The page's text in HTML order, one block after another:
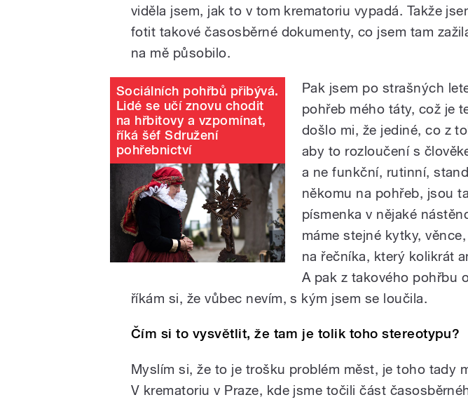
viděla jsem, jak to v tom krematoriu vypadá. Takže
fotit takové časosběrné dokumenty, co jsem tam
na mě působilo.
Sociálních pohřbů přibývá.
Lidé se učí znovu chodit
na hřbitovy a vzpomínat,
říká šéf Sdružení
pohřebnictví
Pak jsem po strašných
pohřeb mého táty, což je
došlo mi, že jediné, co z
aby to rozloučení s
a ne funkční, rutinní,
někomu na pohřeb, jsou
písmenka v nějaké
máme stejné kytky,
na řečníka, který kolikrát
A pak z takového pohřbu
říkám si, že vůbec nevím, s kým jsem se loučila.
Čím si to vysvětlit, že tam je tolik toho stereotypu?
Myslím si, že to je trošku problém měst, je toho tady
V krematoriu v Praze, kde jsme točili část